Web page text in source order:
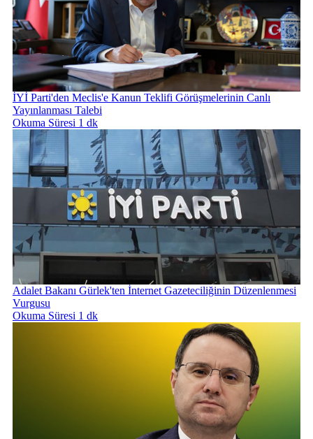
İYİ Parti'den Meclis'e Kanun Teklifi Görüşmelerinin Canlı
Yayınlanması Talebi
Okuma Süresi 1 dk
Adalet Bakanı Gürlek'ten İnternet Gazeteciliğinin Düzenlenmesi
Vurgusu
Okuma Süresi 1 dk